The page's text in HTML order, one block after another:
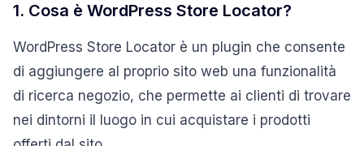
1. Cosa è WordPress Store Locator?
WordPress Store Locator è un plugin che consente
di aggiungere al proprio sito web una funzionalità
di ricerca negozio, che permette ai clienti di trovare
nei dintorni il luogo in cui acquistare i prodotti